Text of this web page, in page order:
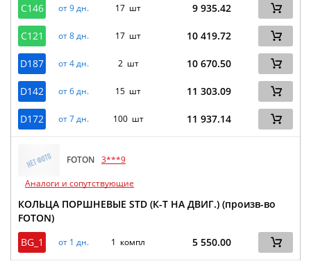
C146 от 9 дн. 17 шт 9 935.42
C121 от 8 дн. 17 шт 10 419.72
D187 от 4 дн. 2 шт 10 670.50
D142 от 6 дн. 15 шт 11 303.09
D172 от 7 дн. 100 шт 11 937.14
FOTON 3***9
Аналоги и сопутствующие
КОЛЬЦА ПОРШНЕВЫЕ STD (К-Т НА ДВИГ.) (произв-во
FOTON)
BG_1
от 1 дн. 1 компл 5 550.00